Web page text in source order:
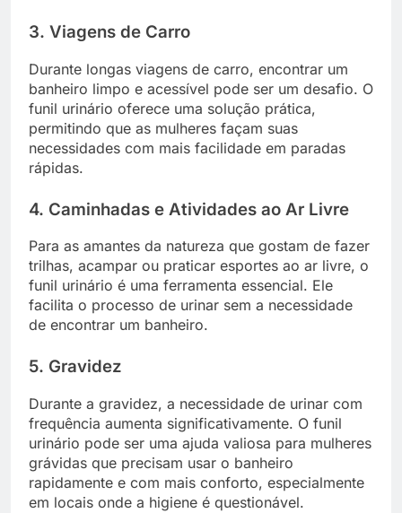
3. Viagens de Carro
Durante longas viagens de carro, encontrar um
banheiro limpo e acessível pode ser um desafio. O
funil urinário oferece uma solução prática,
permitindo que as mulheres façam suas
necessidades com mais facilidade em paradas
rápidas.
4. Caminhadas e Atividades ao Ar Livre
Para as amantes da natureza que gostam de fazer
trilhas, acampar ou praticar esportes ao ar livre, o
funil urinário é uma ferramenta essencial. Ele
facilita o processo de urinar sem a necessidade
de encontrar um banheiro.
5. Gravidez
Durante a gravidez, a necessidade de urinar com
frequência aumenta significativamente. O funil
urinário pode ser uma ajuda valiosa para mulheres
grávidas que precisam usar o banheiro
rapidamente e com mais conforto, especialmente
em locais onde a higiene é questionável.